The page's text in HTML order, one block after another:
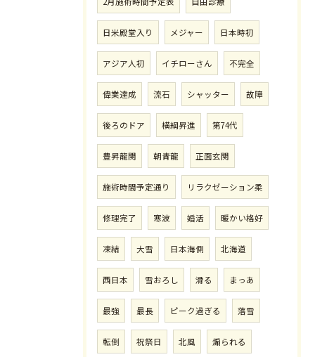
日米殿堂入り メジャー 日本時初
アジア人初 イチローさん 不完全
偉業達成 流石 シャッター 故障
後ろのドア 横綱昇進 第74代
豊昇龍関 朝青龍 正面玄関
施術時間予定通り リラクゼーション柔
修理完了 寒波 婚活 暖かい格好
凍結 大雪 日本海側 北海道
西日本 雪おろし 滑る まっあ
最強 最長 ピーク過ぎる 落雪
転倒 祝祭日 北風 煽られる